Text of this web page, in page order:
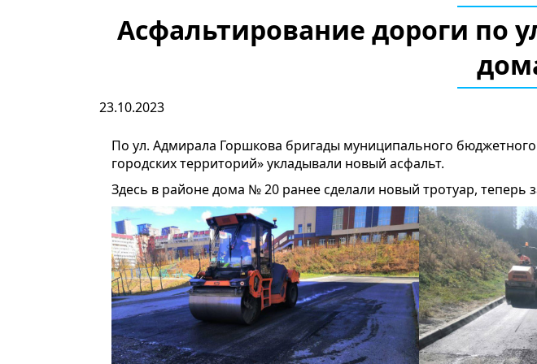
Асфальтирование дороги по
23.10.2023
По ул. Адмирала Горшкова бригады муниципального
городских территорий» укладывали новый асфальт.
Здесь в районе дома № 20 ранее сделали новый тротуар, теперь